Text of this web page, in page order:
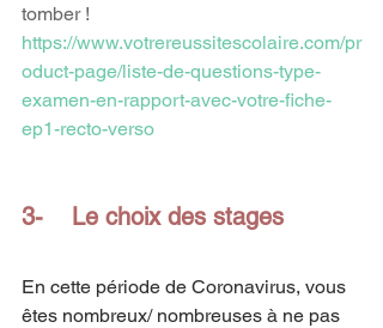
tomber !
https://www.votrereussitescolaire.com/pr
oduct-page/liste-de-questions-type-
examen-en-rapport-avec-votre-fiche-
ep1-recto-verso
3-    Le choix des stages
En cette période de Coronavirus, vous
êtes nombreux/ nombreuses à ne pas